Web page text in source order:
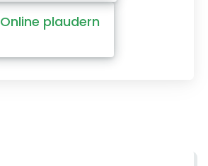
Online plaudern